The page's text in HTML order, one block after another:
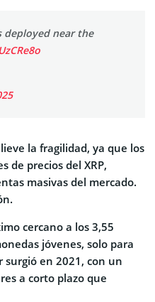
deployed near the
la fragilidad, ya que los
de precios del XRP,
masivas del mercado.
cercano a los 3,55
jóvenes, solo para
en 2021, con un
a corto plazo que